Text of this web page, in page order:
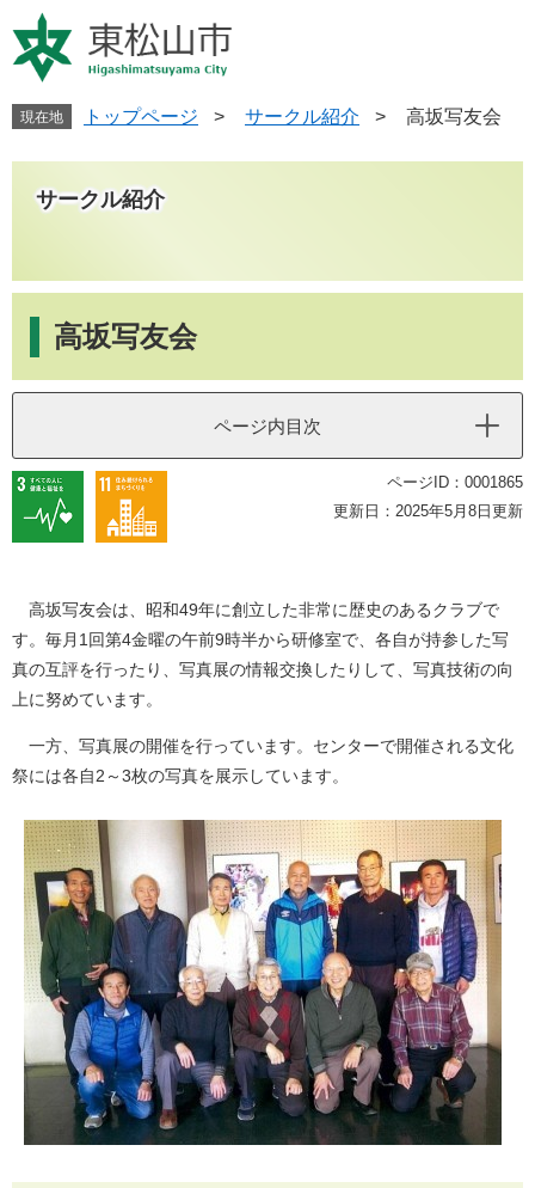
ー
ジ
で
ニ
ュ
ば
現在地 トップページ > サークル紹介 > 高坂写友会
サークル紹介
高坂写友会
ページ内目次
ページID：0001865
更新日：2025年5月8日更新
高坂写友会は、昭和49年に創立した非常に歴史のあるクラブで
す。毎月1回第4金曜の午前9時半から研修室で、各自が持参した写
真の互評を行ったり、写真展の情報交換したりして、写真技術の向
上に努めています。
一方、写真展の開催を行っています。センターで開催される文化
祭には各自2～3枚の写真を展示しています。